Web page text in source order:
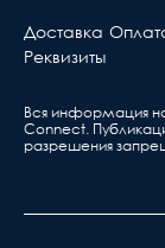
Доставка
Реквизиты
Вся информация
Сonnect.
разрешения